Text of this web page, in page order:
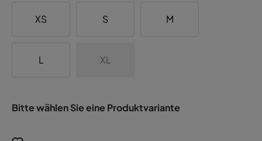
XS S M
L XL
Bitte wählen Sie eine Produktvariante